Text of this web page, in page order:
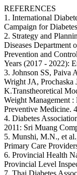
REFERENCES
1. International
Campaign for
2. Strategy and
Diseases Department
Prevention and
Years (2017 - 2022):
3. Johnson SS, Paiva
Wright JA, Prochaska
K.Transtheoretical
Weight Management :
Preventive Medicine.
4. Diabetes
2011: Sri Muang
5. Munshi, M.N., et
Primary Care
6. Provincial Health
Provincial Level
7. Thai Diabetes